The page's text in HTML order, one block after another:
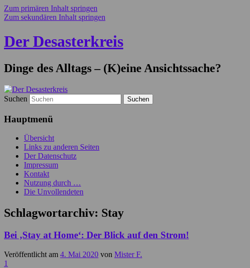
Zum primären Inhalt springen
Zum sekundären Inhalt springen
Der Desasterkreis
Dinge des Alltags – (K)eine Ansichtssache?
Suchen
Hauptmenü
Übersicht
Links zu anderen Seiten
Der Datenschutz
Impressum
Kontakt
Nutzung durch …
Die Unvollendeten
Schlagwortarchiv: Stay
Bei ‚Stay at Home‘: Der Blick auf den Strom!
Veröffentlicht am 4. Mai 2020 von Mister F.
1